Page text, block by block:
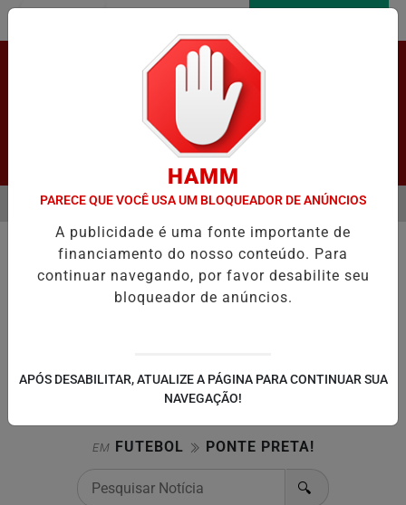
Pesquisar Notícia
PATENTE DE OFICIAL ACUSADO DE CONTÁGIO INTENCIONAL DE
EM ALTA
MENU
EM FUTEBOL PONTE PRETA!
🔍
HAMM
PARECE QUE VOCÊ USA UM BLOQUEADOR DE ANÚNCIOS
A publicidade é uma fonte importante de
financiamento do nosso conteúdo. Para
continuar navegando, por favor desabilite seu
bloqueador de anúncios.
APÓS DESABILITAR, ATUALIZE A PÁGINA PARA CONTINUAR SUA
NAVEGAÇÃO!